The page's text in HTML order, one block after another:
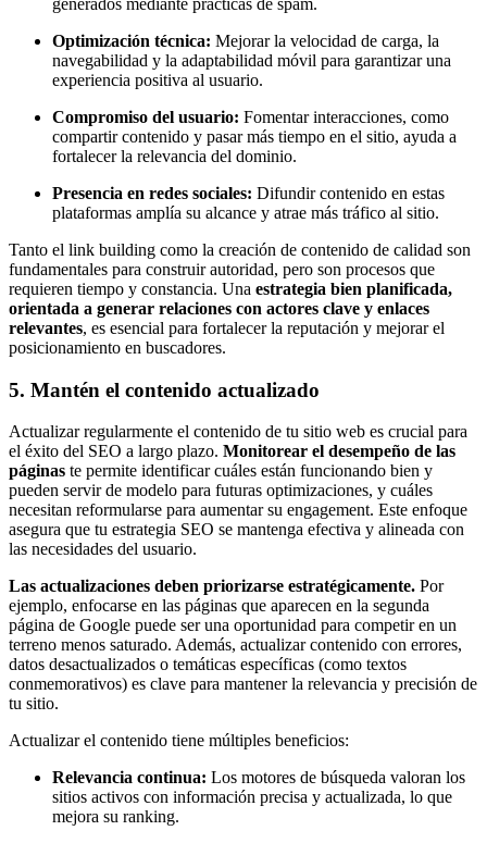
generados mediante prácticas de spam.
Optimización técnica: Mejorar la velocidad de carga, la
navegabilidad y la adaptabilidad móvil para garantizar una
experiencia positiva al usuario.
Compromiso del usuario: Fomentar interacciones, como
compartir contenido y pasar más tiempo en el sitio, ayuda a
fortalecer la relevancia del dominio.
Presencia en redes sociales: Difundir contenido en estas
plataformas amplía su alcance y atrae más tráfico al sitio.
Tanto el link building como la creación de contenido de calidad son
fundamentales para construir autoridad, pero son procesos que
requieren tiempo y constancia. Una estrategia bien planificada,
orientada a generar relaciones con actores clave y enlaces
relevantes, es esencial para fortalecer la reputación y mejorar el
posicionamiento en buscadores.
5. Mantén el contenido actualizado
Actualizar regularmente el contenido de tu sitio web es crucial para
el éxito del SEO a largo plazo. Monitorear el desempeño de las
páginas te permite identificar cuáles están funcionando bien y
pueden servir de modelo para futuras optimizaciones, y cuáles
necesitan reformularse para aumentar su engagement. Este enfoque
asegura que tu estrategia SEO se mantenga efectiva y alineada con
las necesidades del usuario.
Las actualizaciones deben priorizarse estratégicamente. Por
ejemplo, enfocarse en las páginas que aparecen en la segunda
página de Google puede ser una oportunidad para competir en un
terreno menos saturado. Además, actualizar contenido con errores,
datos desactualizados o temáticas específicas (como textos
conmemorativos) es clave para mantener la relevancia y precisión de
tu sitio.
Actualizar el contenido tiene múltiples beneficios:
Relevancia continua: Los motores de búsqueda valoran los
sitios activos con información precisa y actualizada, lo que
mejora su ranking.